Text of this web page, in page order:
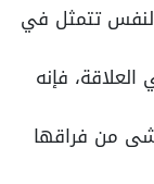
تتمثل في
فإنه
من فراقها